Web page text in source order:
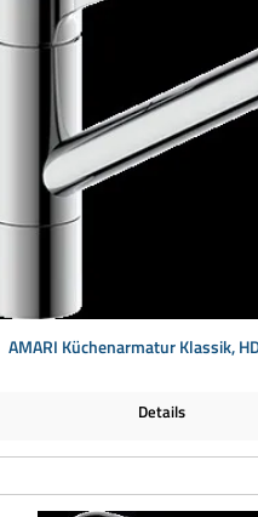
AMARI Küchenarmatur Klassik,
Details